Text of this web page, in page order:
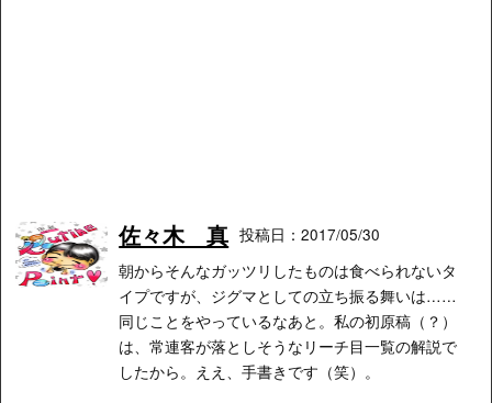
佐々木 真 投稿日：2017/05/30
朝からそんなガッツリしたものは食べられないタ
イプですが、ジグマとしての立ち振る舞いは……
同じことをやっているなあと。私の初原稿（？）
は、常連客が落としそうなリーチ目一覧の解説で
したから。ええ、手書きです（笑）。